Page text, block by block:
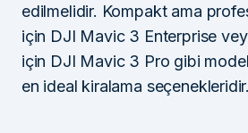
edilmelidir. Kompakt ama
için DJI Mavic 3 Enterprise
için DJI Mavic 3 Pro gibi
en ideal kiralama seçenekleridir.